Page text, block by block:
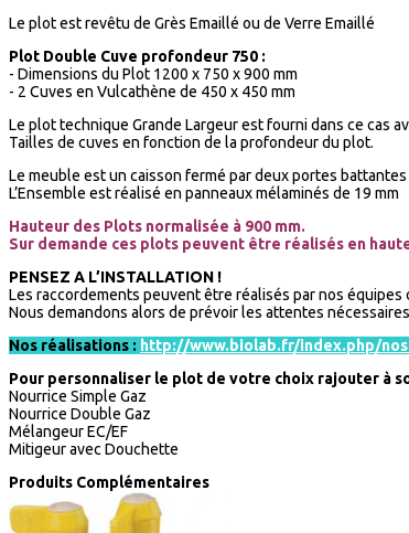
Le plot est revêtu de Grès Emaillé ou de Verre Emaillé
Plot Double Cuve profondeur 750 :
- Dimensions du Plot 1200 x 750 x 900 mm
- 2 Cuves en Vulcathène de 450 x 450 mm
Le plot technique Grande Largeur est fourni dans ce cas
Tailles de cuves en fonction de la profondeur du plot.
Le meuble est un caisson fermé par deux portes
L’Ensemble est réalisé en panneaux mélaminés de 19 mm
Hauteur des Plots normalisée à 900 mm.
Sur demande ces plots peuvent être réalisés en
PENSEZ A L’INSTALLATION !
Les raccordements peuvent être réalisés par nos équipes
Nous demandons alors de prévoir les attentes
Nos réalisations : http://www.biolab.fr/index.php/
Pour personnaliser le plot de votre choix rajouter à
Nourrice Simple Gaz
Nourrice Double Gaz
Mélangeur EC/EF
Mitigeur avec Douchette
Produits Complémentaires